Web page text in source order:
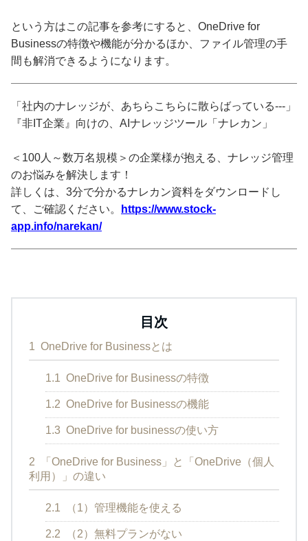
という方はこの記事を参考にすると、OneDrive for
Businessの特徴や機能が分かるほか、ファイル管理の手
間も解消できるようになります。
「社内のナレッジが、あちらこちらに散らばっている---」
『非IT企業』向けの、AIナレッジツール「ナレカン」
＜100人～数万名規模＞の企業様が抱える、ナレッジ管理
のお悩みを解決します！
詳しくは、3分で分かるナレカン資料をダウンロードし
て、ご確認ください。
https://www.stock-
app.info/narekan/
目次
1 OneDrive for Businessとは
1.1 OneDrive for Businessの特徴
1.2 OneDrive for Businessの機能
1.3 OneDrive for businessの使い方
2
「OneDrive for Business」と「OneDrive（個人
利用）」の違い
2.1 （1）管理機能を使える
2.2 （2）無料プランがない